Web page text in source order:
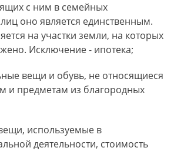
с ним в семейных
оно является единственным.
на участки земли, на которых
Исключение - ипотека;
вещи и обувь, не относящиеся
и предметам из благородных
используемые в
деятельности, стоимость